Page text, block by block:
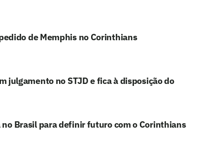
de Memphis no Corinthians
julgamento no STJD e fica à disposição do
Brasil para definir futuro com o Corinthians